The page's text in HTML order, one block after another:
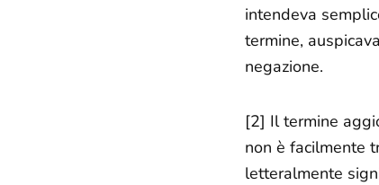
intendeva
termine,
negazione.
[2] Il termine
non è facilmente
letteralmente